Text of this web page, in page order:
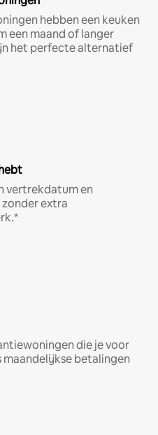
hebben een keuken
een maand of langer
het perfecte alternatief
vertrekdatum en
extra
die je voor
betalingen